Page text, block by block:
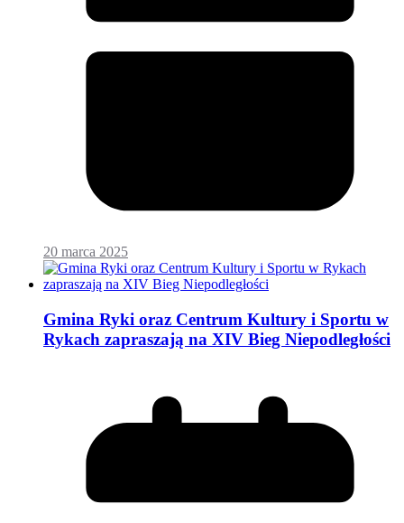
20 marca 2025
Gmina Ryki oraz Centrum Kultury i Sportu w
Rykach zapraszają na XIV Bieg Niepodległości